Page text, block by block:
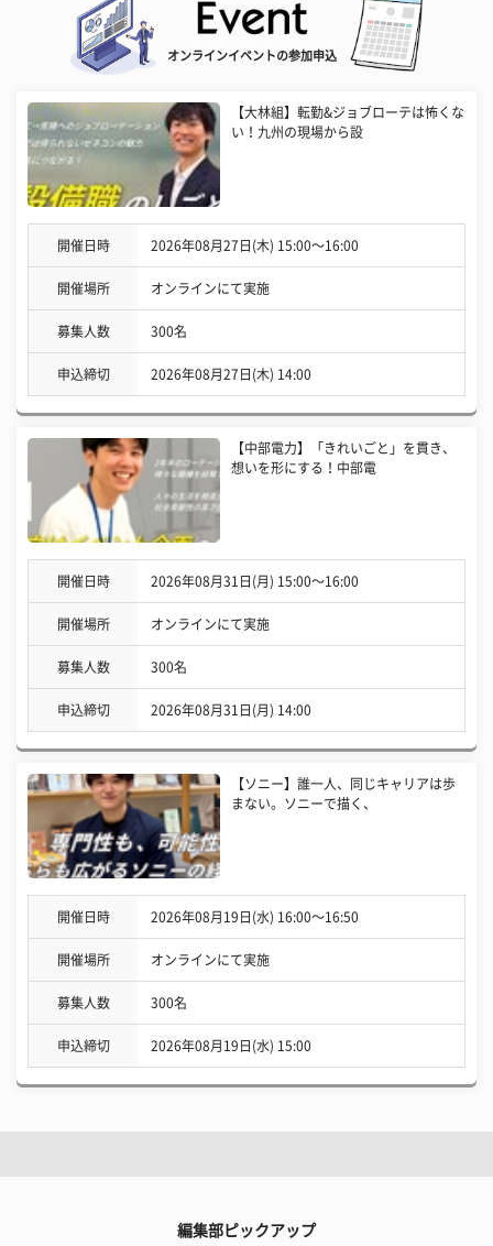
オンラインイベントの参加申込
【大林組】転勤&ジョブローテは怖くな
い！九州の現場から設
開催日時 2026年08月27日(木) 15:00〜16:00
開催場所 オンラインにて実施
募集人数 300名
申込締切 2026年08月27日(木) 14:00
【中部電力】「きれいごと」を貫き、
想いを形にする！中部電
開催日時 2026年08月31日(月) 15:00〜16:00
開催場所 オンラインにて実施
募集人数 300名
申込締切 2026年08月31日(月) 14:00
【ソニー】誰一人、同じキャリアは歩
まない。ソニーで描く、
開催日時 2026年08月19日(水) 16:00〜16:50
開催場所 オンラインにて実施
募集人数 300名
申込締切 2026年08月19日(水) 15:00
編集部ピックアップ